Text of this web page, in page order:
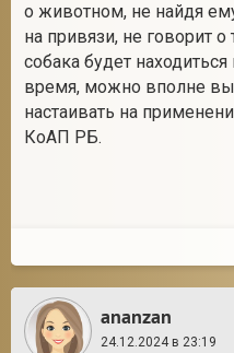
о животном, не найдя
на привязи, не говорит о
собака будет
время, можно вполне
настаивать на
КоАП РБ.
ananzan
24.12.2024 в 23:19